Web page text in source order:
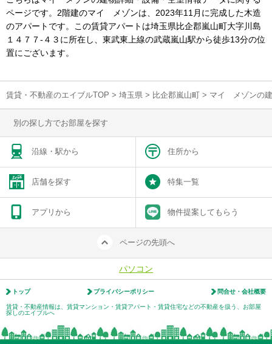
ページです。2階建のマイ メゾンは、2023年11月に完成した木造
のアパートです。この賃貸アパートは埼玉県比企郡嵐山町大字川島
１４７７-４３に所在し、東武東上線の武蔵嵐山駅から徒歩13分の位
置にございます。
賃貸・不動産のエイブルTOP > 埼玉県 > 比企郡嵐山町 > マイ メゾンの
別の探し方でお部屋を探す
沿線・駅から 住所から
店舗を探す 特集一覧
アプリから 物件提案してもらう
ページの先頭へ
パソコン
トップ プライバシーポリシー 問合せ・会社概要
賃貸・不動産情報は、賃貸マンション・賃貸アパート・賃貸住宅などの不動産を扱う、お部屋
探しのエイブルへ